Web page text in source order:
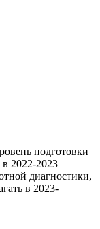
подготовки
2022-2023
диагностики,
в 2023-